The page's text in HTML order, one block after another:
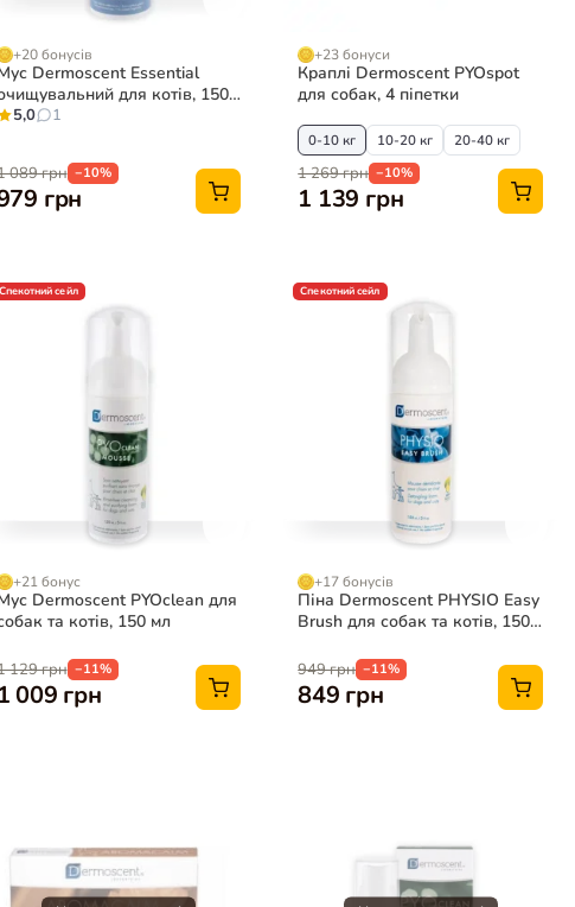
+20 бонусів
Dermoscent Essential
для котів, 150
5,0 1
089 грн −10%
грн
+23 бонуси
Краплі Dermoscent PYOspot
для собак, 4 піпетки
0-10 кг 10-20 кг 20-40 кг
1 269 грн −10%
1 139 грн
Спекотний сейл
+21 бонус
Dermoscent PYOclean для
та котів, 150 мл
129 грн −11%
1 009 грн
Спекотний сейл
+17 бонусів
Піна Dermoscent PHYSIO Easy
Brush для собак та котів, 150
949 грн −11%
849 грн